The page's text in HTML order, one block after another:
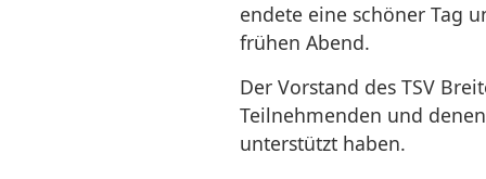
endete eine schöner Tag
frühen Abend.
Der Vorstand des TSV
Teilnehmenden und
unterstützt haben.